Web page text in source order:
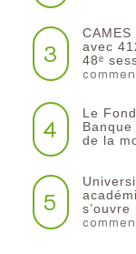
3
avec
48ᵉ
4
Le
de la
5